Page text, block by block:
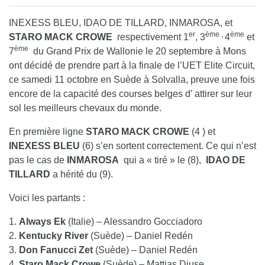
INEXESS BLEU, IDAO DE TILLARD, INMAROSA, et
STARO MACK CROWE respectivement 1er, 3ème , 4ème et
7ème
du Grand Prix de Wallonie le 20 septembre à Mons
ont décidé de prendre part à la finale de l’UET Elite Circuit,
ce samedi 11 octobre en Suède à Solvalla, preuve une fois
encore de la capacité des courses belges d’ attirer sur leur
sol les meilleurs chevaux du monde.
En première ligne STARO MACK CROWE (4 ) et
INEXESS BLEU (6) s’en sortent correctement. Ce qui n’est
pas le cas de
INMAROSA qui a « tiré » le (8),
IDAO DE
TILLARD a hérité du (9).
Voici les partants :
1. Always Ek (Italie) – Alessandro Gocciadoro
2. Kentucky River (Suède) – Daniel Redén
3. Don Fanucci Zet (Suède) – Daniel Redén